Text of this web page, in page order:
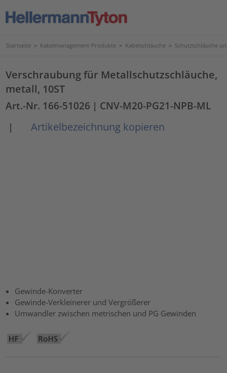
Startseite > Kabelmanagement-Produkte > Kabelschläuche > Schutzschläuche
Verschraubung für Metallschutzschläuche,
metall, 10ST
Art.-Nr. 166-51026 | CNV-M20-PG21-NPB-ML
|
Artikelbezeichnung kopieren
Gewinde-Konverter
Gewinde-Verkleinerer und Vergrößerer
Umwandler zwischen metrischen und PG Gewinden